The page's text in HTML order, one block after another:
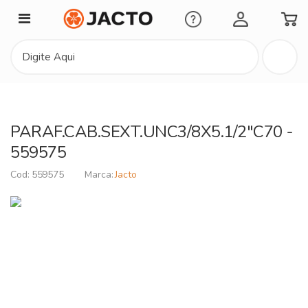
Minha Conta
PARAF.CAB.SEXT.UNC3/8X5.1/2"C70 -
559575
559575 Jacto